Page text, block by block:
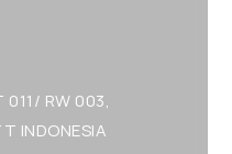
RW 003,
INDONESIA